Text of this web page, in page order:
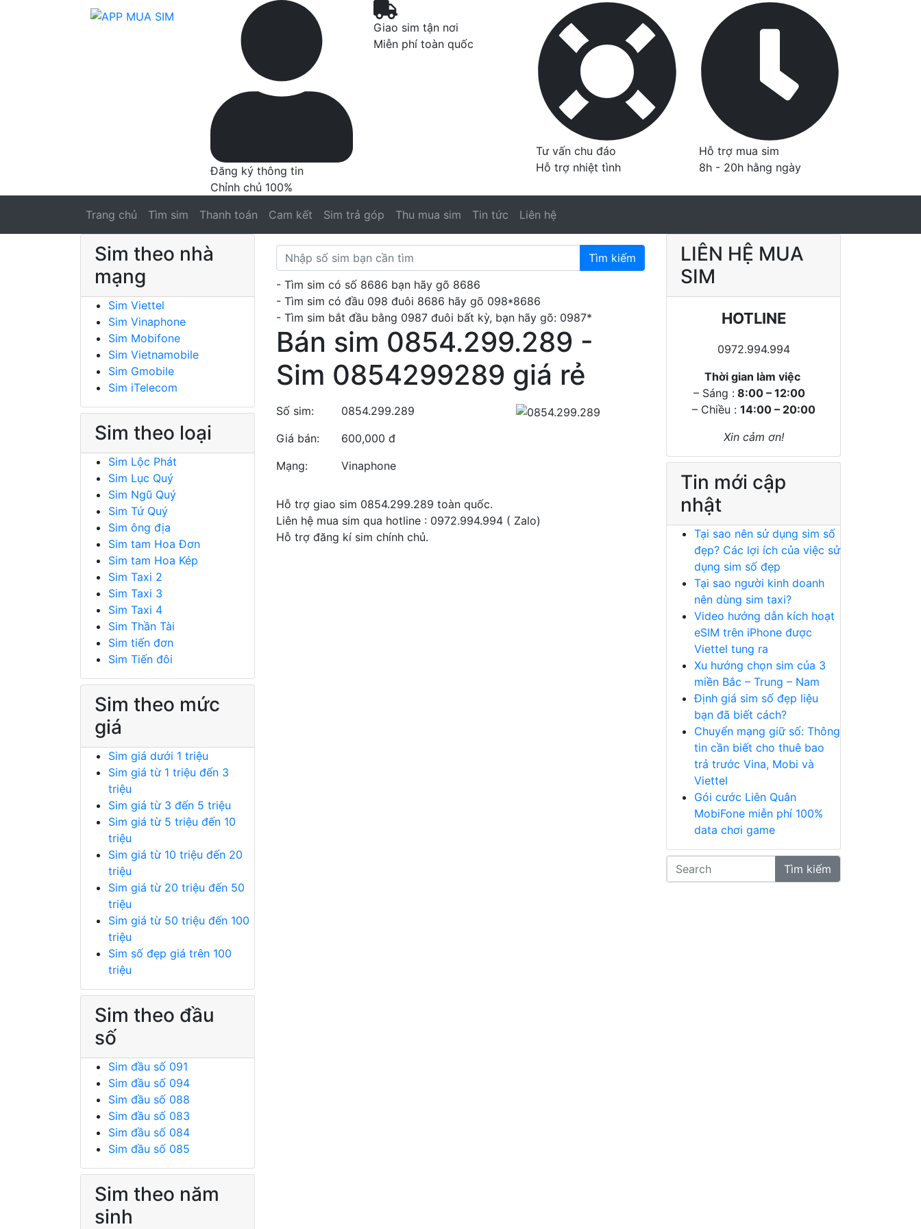
Đăng ký thông tin
Chỉnh chủ 100%
Giao sim tận nơi
Miễn phí toàn quốc
Tư vấn chu đáo
Hỗ trợ nhiệt tình
Hỗ trợ mua sim
8h - 20h hằng ngày
Trang chủ Tìm sim Thanh toán Cam kết Sim trả góp Thu mua sim Tin tức Liên hệ
Tìm kiếm
- Tìm sim có số 8686 bạn hãy gõ 8686
- Tìm sim có đầu 098 đuôi 8686 hãy gõ 098*8686
- Tìm sim bắt đầu bằng 0987 đuôi bất kỳ, bạn hãy gõ: 0987*
Bán sim 0854.299.289 -
Sim 0854299289 giá rẻ
Số sim:
0854.299.289
Giá bán:
600,000 đ
Mạng:
Vinaphone
Hỗ trợ giao sim 0854.299.289 toàn quốc.
Liên hệ mua sim qua hotline : 0972.994.994 ( Zalo)
Hỗ trợ đăng kí sim chính chủ.
Sim theo nhà
mạng
Sim Viettel
Sim Vinaphone
Sim Mobifone
Sim Vietnamobile
Sim Gmobile
Sim iTelecom
Sim theo loại
Sim Lộc Phát
Sim Lục Quý
Sim Ngũ Quý
Sim Tứ Quý
Sim ông địa
Sim tam Hoa Đơn
Sim tam Hoa Kép
Sim Taxi 2
Sim Taxi 3
Sim Taxi 4
Sim Thần Tài
Sim tiến đơn
Sim Tiến đôi
Sim theo mức
giá
Sim giá dưới 1 triệu
Sim giá từ 1 triệu đến 3
triệu
Sim giá từ 3 đến 5 triệu
Sim giá từ 5 triệu đến 10
triệu
Sim giá từ 10 triệu đến 20
triệu
Sim giá từ 20 triệu đến 50
triệu
Sim giá từ 50 triệu đến 100
triệu
Sim số đẹp giá trên 100
triệu
Sim theo đầu
số
Sim đầu số 091
Sim đầu số 094
Sim đầu số 088
Sim đầu số 083
Sim đầu số 084
Sim đầu số 085
Sim theo năm
sinh
LIÊN HỆ MUA
SIM
HOTLINE
0972.994.994
Thời gian làm việc
– Sáng : 8:00 – 12:00
– Chiều : 14:00 – 20:00
Xin cảm ơn!
Tin mới cập
nhật
Tại sao nên sử dụng sim số
đẹp? Các lợi ích của việc sử
dụng sim số đẹp
Tại sao người kinh doanh
nên dùng sim taxi?
Video hướng dẫn kích hoạt
eSIM trên iPhone được
Viettel tung ra
Xu hướng chọn sim của 3
miền Bắc – Trung – Nam
Định giá sim số đẹp liệu
bạn đã biết cách?
Chuyển mạng giữ số: Thông
tin cần biết cho thuê bao
trả trước Vina, Mobi và
Viettel
Gói cước Liên Quân
MobiFone miễn phí 100%
data chơi game
Tìm kiếm